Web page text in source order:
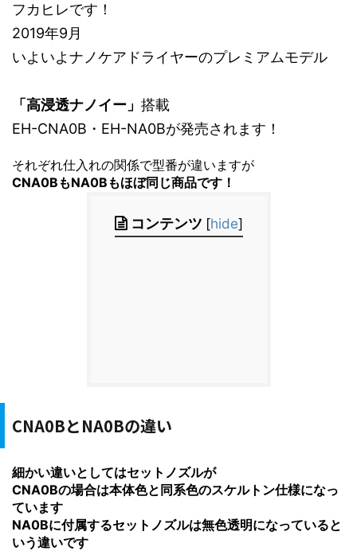
フカヒレです！
2019年9月
いよいよナノケアドライヤーのプレミアムモデル
「高浸透ナノイー」 搭載
EH-CNA0B・EH-NA0Bが発売されます！
それぞれ仕入れの関係で型番が違いますが
CNA0BもNA0Bもほぼ同じ商品です！
コンテンツ [hide]
CNA0BとNA0Bの違い
細かい違いとしてはセットノズルが
CNA0Bの場合は本体色と同系色のスケルトン仕様になっ
ています
NA0Bに付属するセットノズルは無色透明になっていると
いう違いです